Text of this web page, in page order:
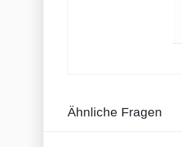
Ähnliche Fragen